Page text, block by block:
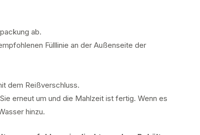
ab.
Fülllinie an der Außenseite der
dem Reißverschluss.
erneut um und die Mahlzeit ist fertig. Wenn es
hinzu.